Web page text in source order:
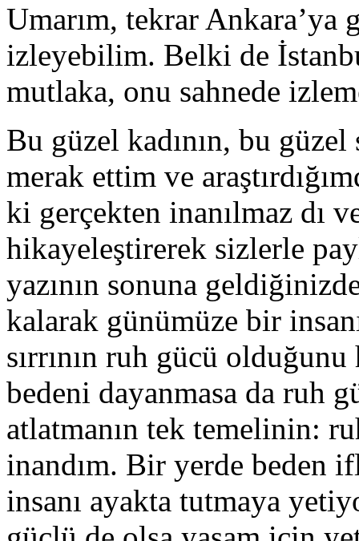
Umarım, tekrar Ankara’ya
izleyebilim. Belki de
mutlaka, onu sahnede
Bu güzel kadının, bu güzel
merak ettim ve
ki gerçekten inanılmaz dı
hikayeleştirerek sizlerle
yazının sonuna
kalarak günümüze bir
sırrının ruh gücü
bedeni dayanmasa da ruh
atlatmanın tek temelinin:
inandım. Bir yerde beden
insanı ayakta tutmaya